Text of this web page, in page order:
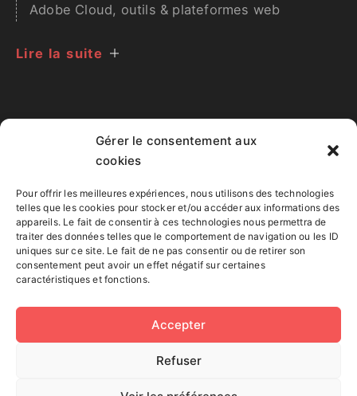
Gérer le consentement aux
cookies
Pour offrir les meilleures expériences, nous utilisons des technologies
telles que les cookies pour stocker et/ou accéder aux informations des
appareils. Le fait de consentir à ces technologies nous permettra de
traiter des données telles que le comportement de navigation ou les ID
uniques sur ce site. Le fait de ne pas consentir ou de retirer son
consentement peut avoir un effet négatif sur certaines
caractéristiques et fonctions.
Accepter
Refuser
Adobe Cloud, outils & plateformes web
Lire la suite
ME CONTACTER
Creations@gfor.fr
Basé à
Paris IDF, PACA, France.
Contact|Politique de confidentialité